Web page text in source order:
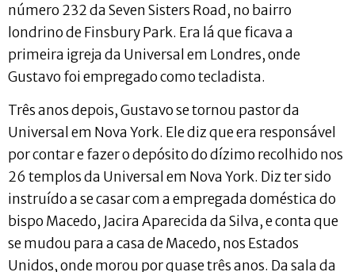
número 232 da Seven Sisters Road, no bairro
londrino de Finsbury Park. Era lá que ficava a
primeira igreja da Universal em Londres, onde
Gustavo foi empregado como tecladista.
Três anos depois, Gustavo se tornou pastor da
Universal em Nova York. Ele diz que era responsável
por contar e fazer o depósito do dízimo recolhido nos
26 templos da Universal em Nova York. Diz ter sido
instruído a se casar com a empregada doméstica do
bispo Macedo, Jacira Aparecida da Silva, e conta que
se mudou para a casa de Macedo, nos Estados
Unidos, onde morou por quase três anos. Da sala da